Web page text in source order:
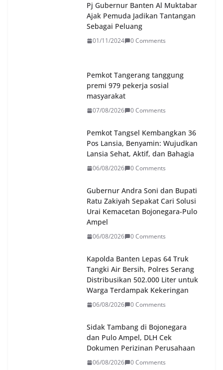
Pj Gubernur Banten Al Muktabar
Ajak Pemuda Jadikan Tantangan
Sebagai Peluang
01/11/2024 0 Comments
Pemkot Tangerang tanggung
premi 979 pekerja sosial
masyarakat
07/08/2026 0 Comments
Pemkot Tangsel Kembangkan 36
Pos Lansia, Benyamin: Wujudkan
Lansia Sehat, Aktif, dan Bahagia
06/08/2026 0 Comments
Gubernur Andra Soni dan Bupati
Ratu Zakiyah Sepakat Cari Solusi
Urai Kemacetan Bojonegara-Pulo
Ampel
06/08/2026 0 Comments
Kapolda Banten Lepas 64 Truk
Tangki Air Bersih, Polres Serang
Distribusikan 502.000 Liter untuk
Warga Terdampak Kekeringan
06/08/2026 0 Comments
Sidak Tambang di Bojonegara
dan Pulo Ampel, DLH Cek
Dokumen Perizinan Perusahaan
06/08/2026 0 Comments